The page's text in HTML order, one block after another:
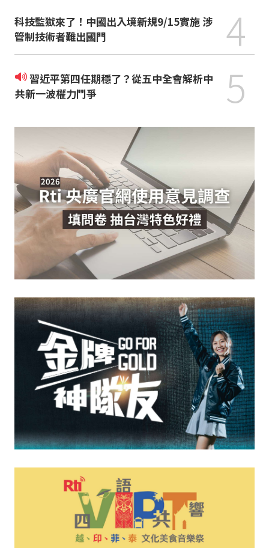
科技監獄來了！中國出入境新規9/15實施 涉
管制技術者難出國門
4
習近平第四任期穩了？從五中全會解析中
共新一波權力鬥爭
5